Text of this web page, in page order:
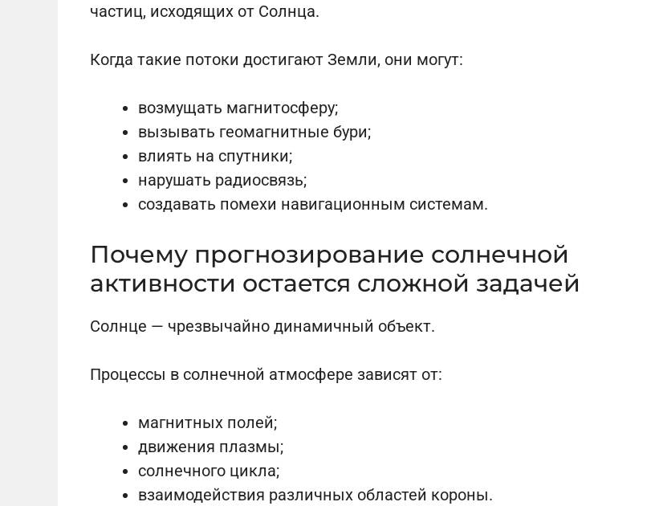
частиц, исходящих от Солнца.
Когда такие потоки достигают Земли, они могут:
возмущать магнитосферу;
вызывать геомагнитные бури;
влиять на спутники;
нарушать радиосвязь;
создавать помехи навигационным системам.
Почему прогнозирование солнечной
активности остается сложной задачей
Солнце — чрезвычайно динамичный объект.
Процессы в солнечной атмосфере зависят от:
магнитных полей;
движения плазмы;
солнечного цикла;
взаимодействия различных областей короны.